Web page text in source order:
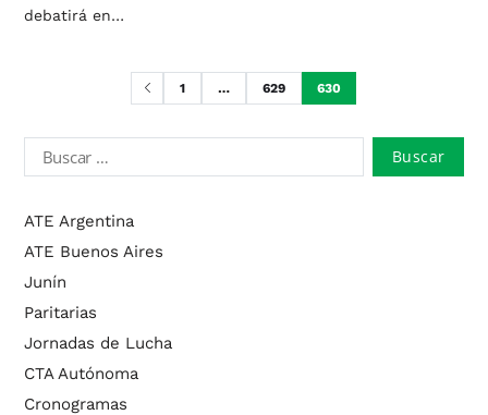
debatirá en…
1 … 629 630
ATE Argentina
ATE Buenos Aires
Junín
Paritarias
Jornadas de Lucha
CTA Autónoma
Cronogramas